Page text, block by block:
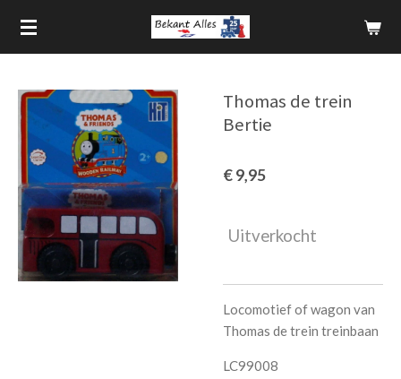
Ga
direct
hoofdinhoud
Thomas de trein
Bertie
€ 9,95
Uitverkocht
Locomotief of wagon van
Thomas de trein treinbaan
LC99008